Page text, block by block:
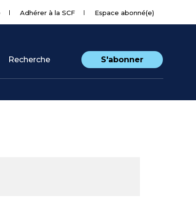
Adhérer à la SCF Espace abonné(e)
Recherche S'abonner